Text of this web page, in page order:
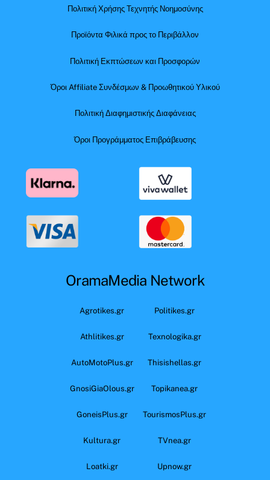
Πολιτική Χρήσης Τεχνητής Νοημοσύνης
Προϊόντα Φιλικά προς το Περιβάλλον
Πολιτική Εκπτώσεων και Προσφορών
Όροι Affiliate Συνδέσμων & Προωθητικού Υλικού
Πολιτική Διαφημιστικής Διαφάνειας
Όροι Προγράμματος Επιβράβευσης
OramaMedia Network
Agrotikes.gr Politikes.gr
Athlitikes.gr Texnologika.gr
AutoMotoPlus.gr Thisishellas.gr
GnosiGiaOlous.gr Topikanea.gr
GoneisPlus.gr TourismosPlus.gr
Kultura.gr TVnea.gr
Loatki.gr Upnow.gr